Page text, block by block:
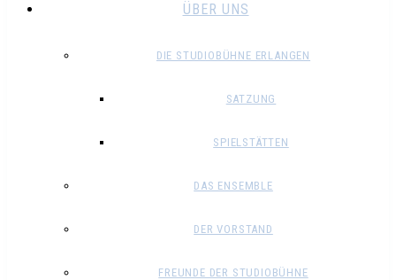
ÜBER UNS
DIE STUDIOBÜHNE ERLANGEN
SATZUNG
SPIELSTÄTTEN
DAS ENSEMBLE
DER VORSTAND
FREUNDE DER STUDIOBÜHNE